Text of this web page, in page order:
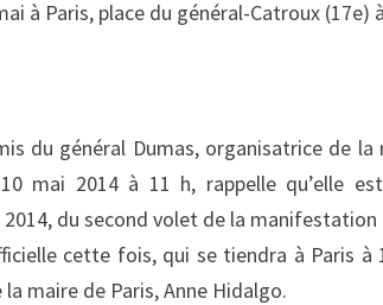
à Paris, place du général-Catroux (17e)
du général Dumas, organisatrice de
mai 2014 à 11 h, rappelle qu’elle
du second volet de la
cette fois, qui se tiendra à Paris à
la maire de Paris, Anne Hidalgo.